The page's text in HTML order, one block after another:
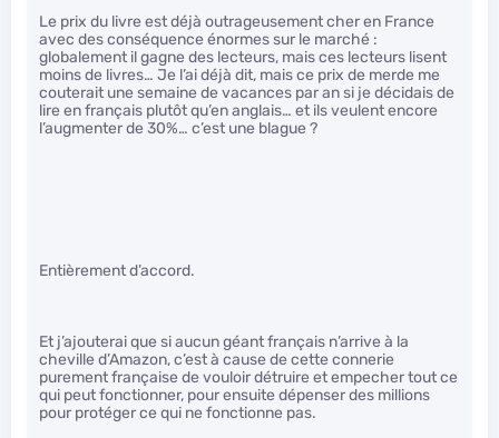
Le prix du livre est déjà outrageusement cher en France
avec des conséquence énormes sur le marché :
globalement il gagne des lecteurs, mais ces lecteurs lisent
moins de livres… Je l’ai déjà dit, mais ce prix de merde me
couterait une semaine de vacances par an si je décidais de
lire en français plutôt qu’en anglais… et ils veulent encore
l’augmenter de 30%… c’est une blague ?
Entièrement d’accord.
Et j’ajouterai que si aucun géant français n’arrive à la
cheville d’Amazon, c’est à cause de cette connerie
purement française de vouloir détruire et empecher tout ce
qui peut fonctionner, pour ensuite dépenser des millions
pour protéger ce qui ne fonctionne pas.